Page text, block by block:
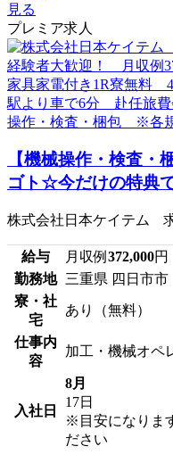
見る
プレミア求人
【機械操作・検査・
ゴト☆今だけの特典
株式会社日本ケイテム
給与 月収例 372,000円
勤務地 三重県 四日市市
寮・社
宅
あり（無料）
仕事内
容
加工・機械オペ
入社日
8月
17日
※目安になりま
ださい